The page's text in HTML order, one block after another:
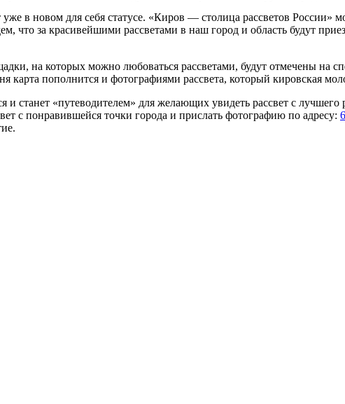
в новом для себя статусе. «Киров — столица рассветов России»
что за красивейшими рассветами в наш город и область будут
на которых можно любоваться рассветами, будут отмечены на
карта пополнится и фотографиями рассвета, который кировская
и станет «путеводителем» для желающих увидеть рассвет с
с понравившейся точки города и прислать фотографию по адресу: